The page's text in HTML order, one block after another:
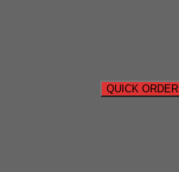
QUICK ORDER